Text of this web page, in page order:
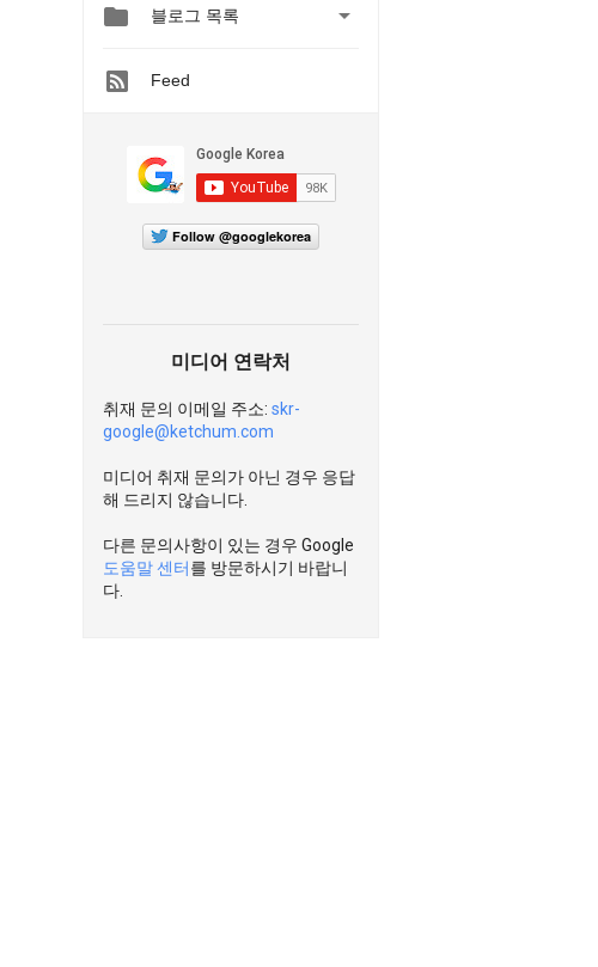
 블로그 목록 
Feed
Follow @googlekorea
미디어 연락처
취재 문의 이메일 주소: skr-
google@ketchum.com
미디어 취재 문의가 아닌 경우 응답
해 드리지 않습니다.
다른 문의사항이 있는 경우 Google
도움말 센터를 방문하시기 바랍니
다.